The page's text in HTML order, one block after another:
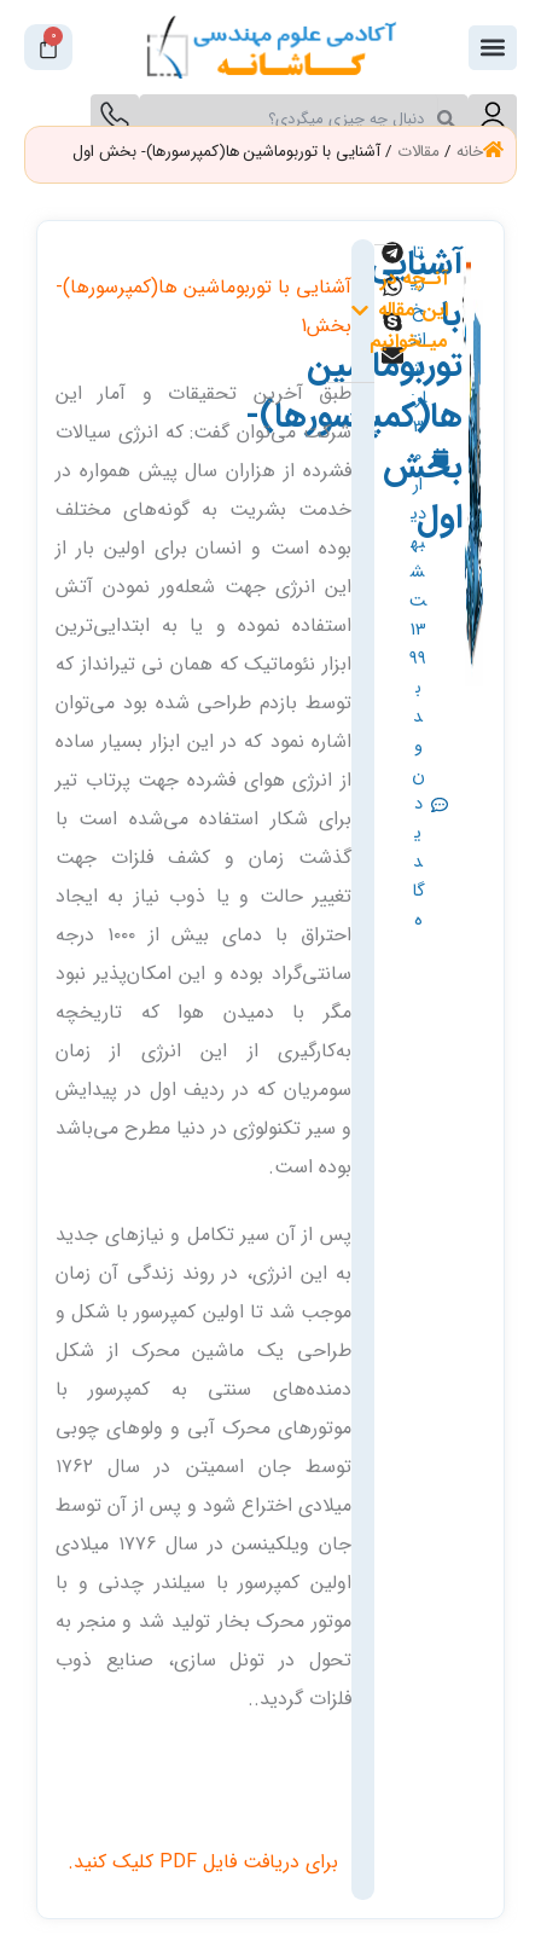
محتوا
0
سبد
خرید
جستجو
کنید
جستجو
کنید
خانه / مقالات / آشنایی با توربوماشین ها(کمپرسورها)- بخش اول
آشنایی
با
توربوماشین
ها(کمپرسورها)-
بخش
اول
تا
ری
خ
انت
ش
ار:
3
0
ار
دی
به
ش
ت
13
99
ب
د
و
ن
د
ی
د
گا
ه
آنـچه در
این مقاله
میـخوانیم
آشنایی با توربوماشین ها(کمپرسورها)-
بخش1
طبق آخرین تحقیقات و آمار این
شرکت می‌توان گفت: که انرژی سیالات
فشرده از هزاران سال پیش همواره در
خدمت بشریت به گونه‌های مختلف
بوده است و انسان برای اولین بار از
این انرژی جهت شعله‌ور نمودن آتش
استفاده نموده و یا به ابتدایی‌ترین
ابزار نئوماتیک که همان نی تیرانداز که
توسط بازدم طراحی شده بود می‌توان
اشاره نمود که در این ابزار بسیار ساده
از انرژی هوای فشرده جهت پرتاب تیر
برای شکار استفاده می‌شده است با
گذشت زمان و کشف فلزات جهت
تغییر حالت و یا ذوب نیاز به ایجاد
احتراق با دمای بیش از ۱۰۰۰ درجه
سانتی‌گراد بوده و این امکان‌پذیر نبود
مگر با دمیدن هوا که تاریخچه
به‌کارگیری از این انرژی از زمان
سومریان که در ردیف اول در پیدایش
و سیر تکنولوژی در دنیا مطرح می‌باشد
بوده است.
پس از آن سیر تکامل و نیازهای جدید
به این انرژی، در روند زندگی آن زمان
موجب شد تا اولین کمپرسور با شکل و
طراحی یک ماشین محرک از شکل
دمنده‌های سنتی به کمپرسور با
موتورهای محرک آبی و ولوهای چوبی
توسط جان اسمیتن در سال ۱۷۶۲
میلادی اختراع شود و پس از آن توسط
جان ویلکینسن در سال ۱۷۷۶ میلادی
اولین کمپرسور با سیلندر چدنی و با
موتور محرک بخار تولید شد و منجر به
تحول در تونل سازی، صنایع ذوب
فلزات گردید..
برای دریافت فایل PDF کلیک کنید.